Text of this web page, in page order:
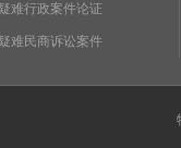
难行政案件论证
难民商诉讼案件